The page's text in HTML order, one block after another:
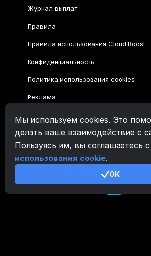
Мы используем cookies. Это
делать ваше взаимодействие с
Пользуясь им, вы соглашаетесь с
использования cookie.
ОК
Журнал выплат
Правила
Правила использования Cloud.Boost
Конфиденциальность
Политика использования cookies
Реклама
Семейство CryptoTab
CryptoTabБраузер
CryptoTabдля Android
для Android PRO